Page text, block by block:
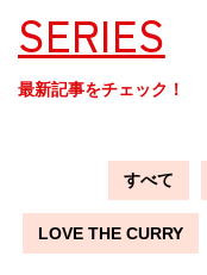
地図から探す
SPECIAL
SERIES
最新記事をチェック！
すべて
LOVE THE CURRY